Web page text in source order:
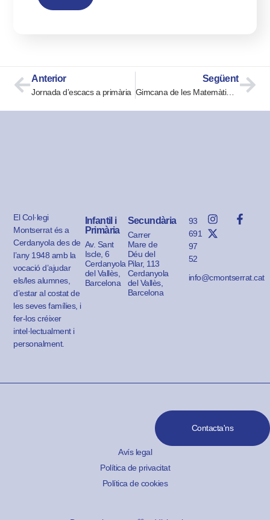
Anterior
Jornada d’escacs a primària
Següent
Gimcana de les Matemàtiques
El Col·legi
Montserrat és a
Cerdanyola des de
l’any 1948 amb la
vocació d’ajudar
els/les alumnes,
d’estar al costat de
les seves famílies, i
fer-los créixer
intel·lectualment i
personalment.
Infantil i
Primària
Av. Sant
Iscle, 6
Cerdanyola
del Vallès,
Barcelona
Secundària
Carrer
Mare de
Déu del
Pilar, 113
Cerdanyola
del Vallès,
Barcelona
93
691
97
52
info@cmontserrat.cat
Contacta'ns
Avís legal
Política de privacitat
Política de cookies